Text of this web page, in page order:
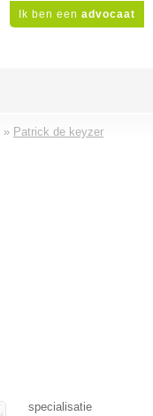
Ik ben een advocaat
» Patrick de keyzer
specialisatie